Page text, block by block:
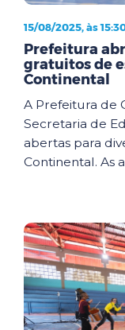
15/08/2025, às
Prefeitura
gratuitos de
Continental
A Prefeitura de
Secretaria de
abertas para
Continental. As